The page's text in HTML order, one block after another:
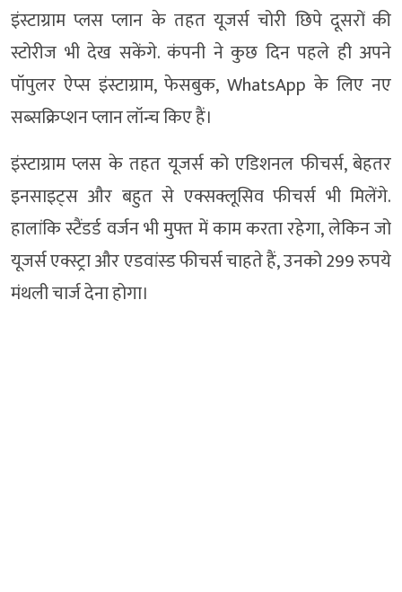
इंस्टाग्राम प्लस प्लान के तहत यूजर्स चोरी छिपे दूसरों की
स्टोरीज भी देख सकेंगे. कंपनी ने कुछ दिन पहले ही अपने
पॉपुलर ऐप्स इंस्टाग्राम, फेसबुक, WhatsApp के लिए नए
सब्सक्रिप्शन प्लान लॉन्च किए हैं।
इंस्टाग्राम प्लस के तहत यूजर्स को एडिशनल फीचर्स, बेहतर
इनसाइट्स और बहुत से एक्सक्लूसिव फीचर्स भी मिलेंगे.
हालांकि स्टैंडर्ड वर्जन भी मुफ्त में काम करता रहेगा, लेकिन जो
यूजर्स एक्स्ट्रा और एडवांस्ड फीचर्स चाहते हैं, उनको 299 रुपये
मंथली चार्ज देना होगा।